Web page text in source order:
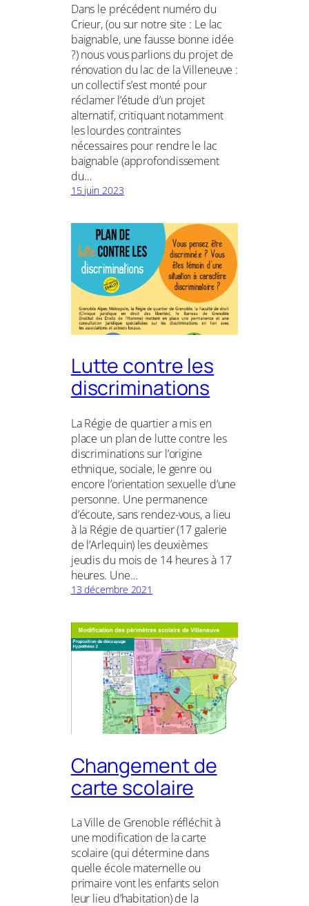
Dans le précédent numéro du
Crieur, (ou sur notre site : Le lac
baignable, une fausse bonne idée
?) nous vous parlions du projet de
rénovation du lac de la Villeneuve :
un collectif s’est monté pour
réclamer l’étude d’un projet
alternatif, critiquant notamment
les lourdes contraintes
nécessaires pour rendre le lac
baignable (approfondissement
du…
15 juin 2023
Lutte contre les
discriminations
La Régie de quartier a mis en
place un plan de lutte contre les
discriminations sur l’origine
ethnique, sociale, le genre ou
encore l’orientation sexuelle d’une
personne. Une permanence
d’écoute, sans rendez-vous, a lieu
à la Régie de quartier (17 galerie
de l’Arlequin) les deuxièmes
jeudis du mois de 14 heures à 17
heures. Une…
13 décembre 2021
Changement de
carte scolaire
La Ville de Grenoble réfléchit à
une modification de la carte
scolaire (qui détermine dans
quelle école maternelle ou
primaire vont les enfants selon
leur lieu d’habitation) de la